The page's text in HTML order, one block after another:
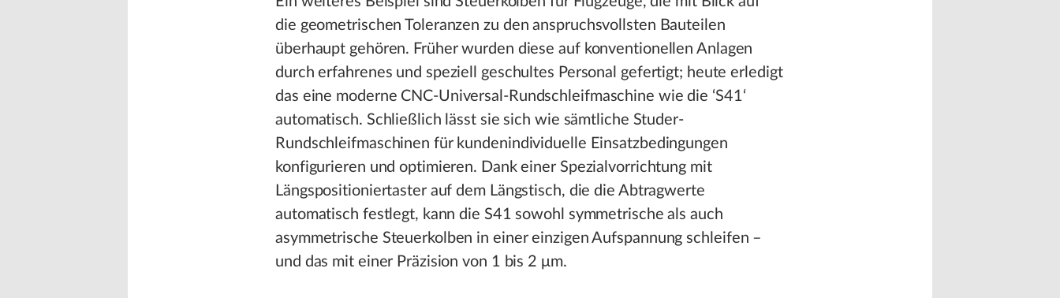
die geometrischen Toleranzen zu den anspruchsvollsten Bauteilen
überhaupt gehören. Früher wurden diese auf konventionellen Anlagen
durch erfahrenes und speziell geschultes Personal gefertigt; heute erledigt
das eine moderne CNC-Universal-Rundschleifmaschine wie die ‘S41‘
automatisch. Schließlich lässt sie sich wie sämtliche Studer-
Rundschleifmaschinen für kundenindividuelle Einsatzbedingungen
konfigurieren und optimieren. Dank einer Spezialvorrichtung mit
Längspositioniertaster auf dem Längstisch, die die Abtragwerte
automatisch festlegt, kann die S41 sowohl symmetrische als auch
asymmetrische Steuerkolben in einer einzigen Aufspannung schleifen –
und das mit einer Präzision von 1 bis 2 μm.